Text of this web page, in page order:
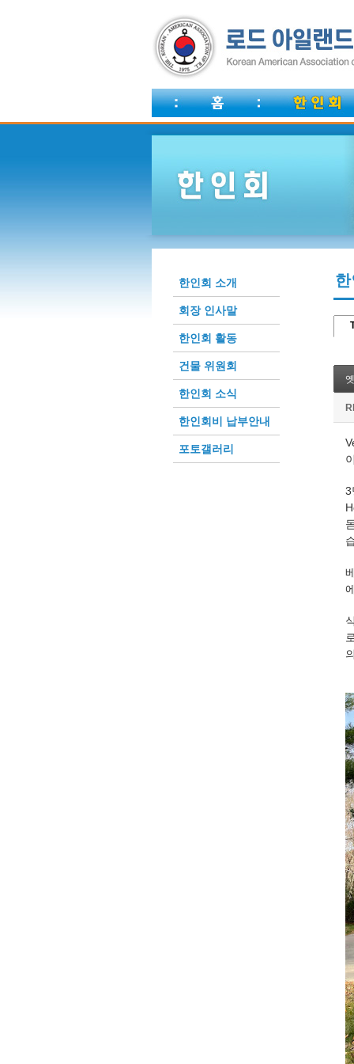
한인회 소개
회장 인사말
한인회 활동
건물 위원회
한인회 소식
한인회비 납부안내
포토갤러리
3